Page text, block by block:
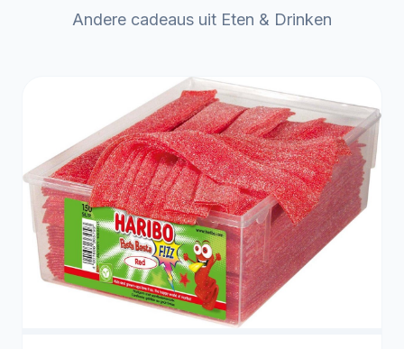
Andere cadeaus uit Eten & Drinken